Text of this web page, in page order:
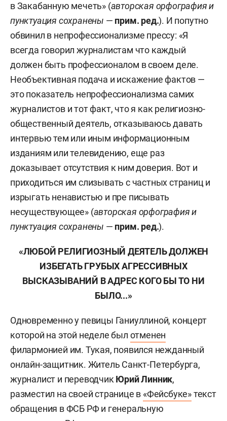
в Закабанную мечеть» (авторская орфография и
пунктуация сохранены — прим. ред.). И попутно
обвинил в непрофессионализме прессу: «Я
всегда говорил журналистам что каждый
должен быть профессионалом в своем деле.
Необъективная подача и искажение фактов —
это показатель непрофессионализма самих
журналистов и тот факт, что я как религиозно-
общественный деятель, отказываюсь давать
интервью тем или иным информационным
изданиям или телевидению, еще раз
доказывает отсутствия к ним доверия. Вот и
приходиться им слизывать с частных страниц и
изрыгать ненавистью и пре писывать
несуществующее» (авторская орфография и
пунктуация сохранены — прим. ред.).
«ЛЮБОЙ РЕЛИГИОЗНЫЙ ДЕЯТЕЛЬ ДОЛЖЕН
ИЗБЕГАТЬ ГРУБЫХ АГРЕССИВНЫХ
ВЫСКАЗЫВАНИЙ В АДРЕС КОГО БЫ ТО НИ
БЫЛО...»
Одновременно у певицы Ганиуллиной, концерт
которой на этой неделе был отменен
филармонией им. Тукая, появился нежданный
онлайн-защитник. Житель Санкт-Петербурга,
журналист и переводчик Юрий Линник,
разместил на своей странице в «Фейсбуке»текст
обращения в ФСБ РФ и генеральную